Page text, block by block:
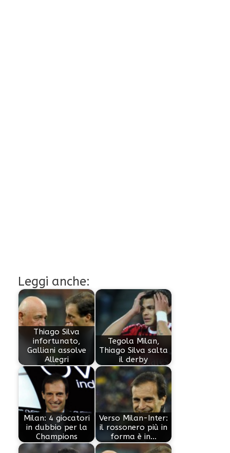
Leggi anche:
Thiago Silva
infortunato,
Galliani assolve
Allegri
Tegola Milan,
Thiago Silva salta
il derby
Milan: 4 giocatori
in dubbio per la
Champions
Verso Milan-Inter:
il rossonero più in
forma è in…